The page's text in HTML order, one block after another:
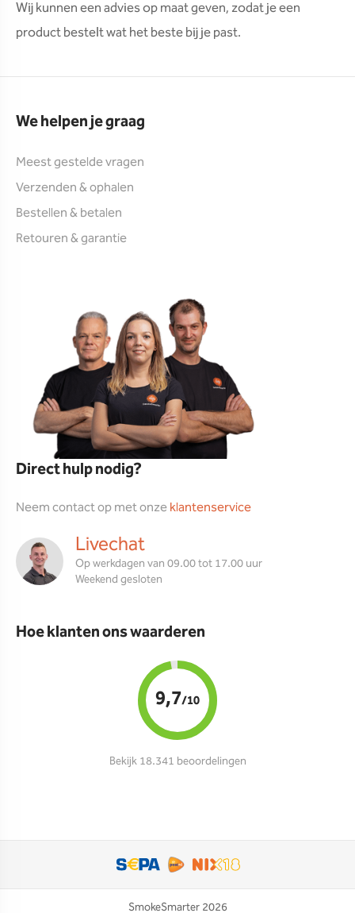
Wij kunnen een advies op maat geven, zodat je een
product bestelt wat het beste bij je past.
We helpen je graag
Meest gestelde vragen
Verzenden & ophalen
Bestellen & betalen
Retouren & garantie
Direct hulp nodig?
Neem contact op met onzeklantenservice
Livechat
Op werkdagen van 09.00 tot 17.00 uur
Weekend gesloten
Hoe klanten ons waarderen
9,7/10
Bekijk 18.341 beoordelingen
SmokeSmarter 2026